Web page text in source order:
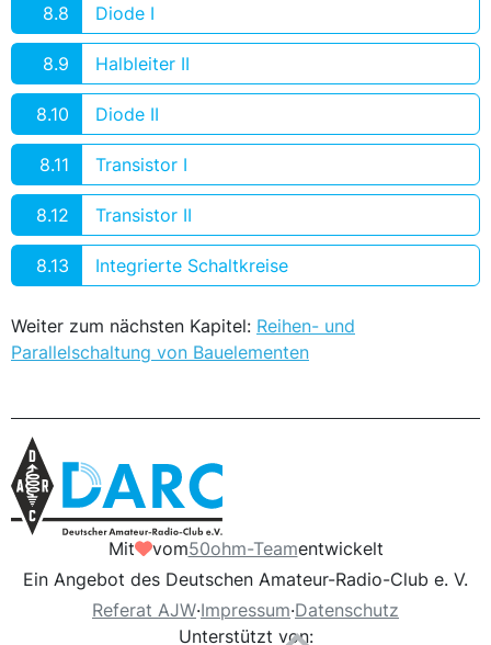
8.8 Diode I
8.9 Halbleiter II
8.10 Diode II
8.11 Transistor I
8.12 Transistor II
8.13 Integrierte Schaltkreise
Weiter zum nächsten Kapitel: Reihen- und
Parallelschaltung von Bauelementen
Mit vom50ohm-Teamentwickelt
Ein Angebot des Deutschen Amateur-Radio-Club e. V.
Referat AJW·Impressum·Datenschutz
Unterstützt von: